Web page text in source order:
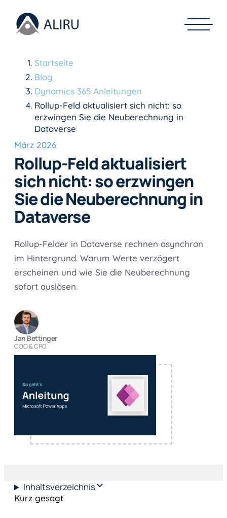
Startseite
Blog
Dynamics 365 Anleitungen
Rollup-Feld aktualisiert sich nicht: so
erzwingen Sie die Neuberechnung in
Dataverse
März 2026
Rollup-Feld aktualisiert
sich nicht: so erzwingen
Sie die Neuberechnung in
Dataverse
Rollup-Felder in Dataverse rechnen asynchron
im Hintergrund. Warum Werte verzögert
erscheinen und wie Sie die Neuberechnung
sofort auslösen.
Jan Bettinger
COO & CPO
Inhaltsverzeichnis
Kurz gesagt